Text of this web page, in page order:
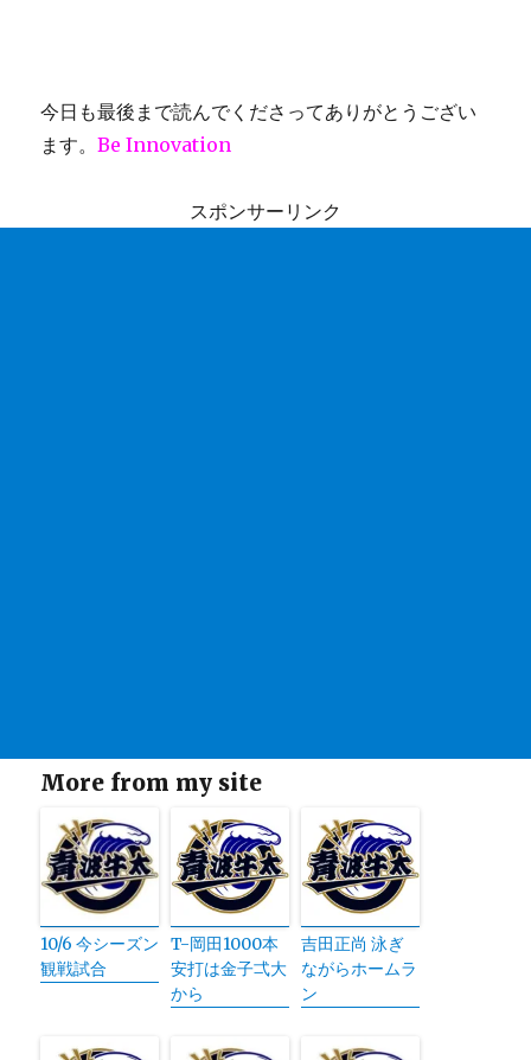
今日も最後まで読んでくださってありがとうござい
ます。Be Innovation
スポンサーリンク
More from my site
10/6 今シーズン
観戦試合
T-岡田1000本
安打は金子弌大
から
吉田正尚 泳ぎ
ながらホームラ
ン